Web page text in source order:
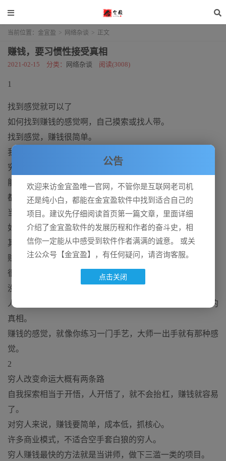
当前位置： 金宜盈 > 网络杂谈 > 正文
赚钱，要习惯性接受真相
2021-02-15 分类： 网络杂谈 阅读(3008)
1
找到感觉就可以了
如何找到赚钱的感觉啊，自己摸索或找人带。
找到感觉，赚钱很简单。
我说的很简单，是道特别多，你就知道时间花在哪里了。
穷人想赚钱，光了解几个项目是没有用的。
能够培训和推广的项目，希望商家比客户多。
都快成新闻联播了，你还当救命稻草。
当然，我说的不一定是绝对的，但对大多数人都有用。
如果你习惯性地提杠，我也没办法。
其实喜欢抬杠的人，人家见到他就溜了。
赚钱的，都是会混，会胡说八道的人。
很多人喜欢标准答案，喜欢提杠，其实就是直男的特点。
没有思考能力，没有底层逻辑。
人们习惯性地无事可做，扯蛋，幽默幽默，你要挖掘别人的
真相。
赚钱的感觉，就像你练习一门手艺，大师一出手就有那种感
觉。
2
穷人改变命运大概有两条路
自我探索相当于开悟，人开悟了，就不会抬杠，赚钱就容易
了。
对穷人来说，赚钱要简单，成本低，抓核心。
许多商业模式，不适合空手套白狼的穷人。
穷人赚钱最快的方法就是当讲师，做下三滥一类的项目。
公告
欢迎来访金宜盈唯一官网，不管你是互联网老司机
还是纯小白，都能在金宜盈软件中找到适合自己的
项目。建议先仔细阅读首页第一篇文章，里面详细
介绍了金宜盈软件的发展历程和作者的奋斗史，相
信你一定能从中感受到软件作者满满的诚意。 或关
注公众号【金宜盈】，有任何疑问，请咨询客服。
点击关闭